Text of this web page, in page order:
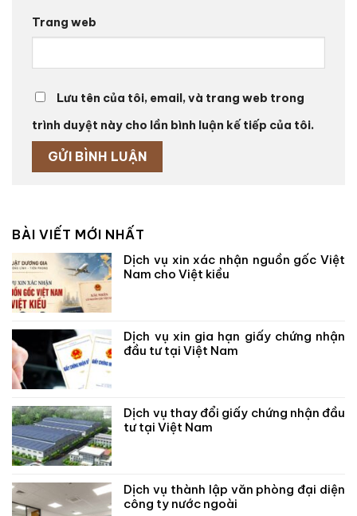
Trang web
Lưu tên của tôi, email, và trang web trong
trình duyệt này cho lần bình luận kế tiếp của tôi.
BÀI VIẾT MỚI NHẤT
Dịch vụ xin xác nhận nguồn gốc Việt
Nam cho Việt kiều
Dịch vụ xin gia hạn giấy chứng nhận
đầu tư tại Việt Nam
Dịch vụ thay đổi giấy chứng nhận đầu
tư tại Việt Nam
Dịch vụ thành lập văn phòng đại diện
công ty nước ngoài